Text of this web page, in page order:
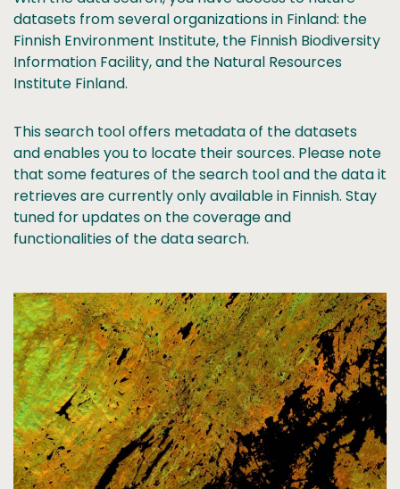
datasets from several organizations in Finland: the
Finnish Environment Institute, the Finnish Biodiversity
Information Facility, and the Natural Resources
Institute Finland.
This search tool offers metadata of the datasets
and enables you to locate their sources. Please note
that some features of the search tool and the data it
retrieves are currently only available in Finnish. Stay
tuned for updates on the coverage and
functionalities of the data search.